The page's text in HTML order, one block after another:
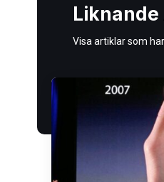
Visa artiklar som